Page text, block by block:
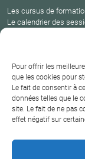
Pour offrir les
que les cookies pour
Le fait de consentir à
données telles que le
site. Le fait de ne pas
effet négatif sur
Les cursus de
Le calendrier des
Mentions
légales
vente